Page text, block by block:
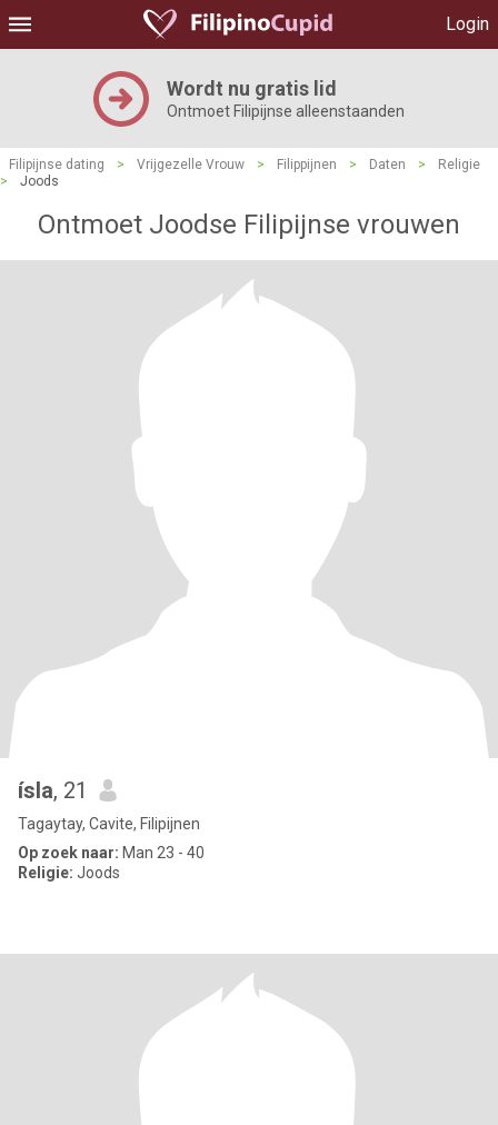
Login
Wordt nu gratis lid
Ontmoet Filipijnse alleenstaanden
Filipijnse dating > Vrijgezelle Vrouw > Filippijnen > Daten >
Religie
>
Joods
Ontmoet Joodse Filipijnse vrouwen
ísla, 21
Tagaytay, Cavite, Filipijnen
Op zoek naar: Man 23 - 40
Religie: Joods